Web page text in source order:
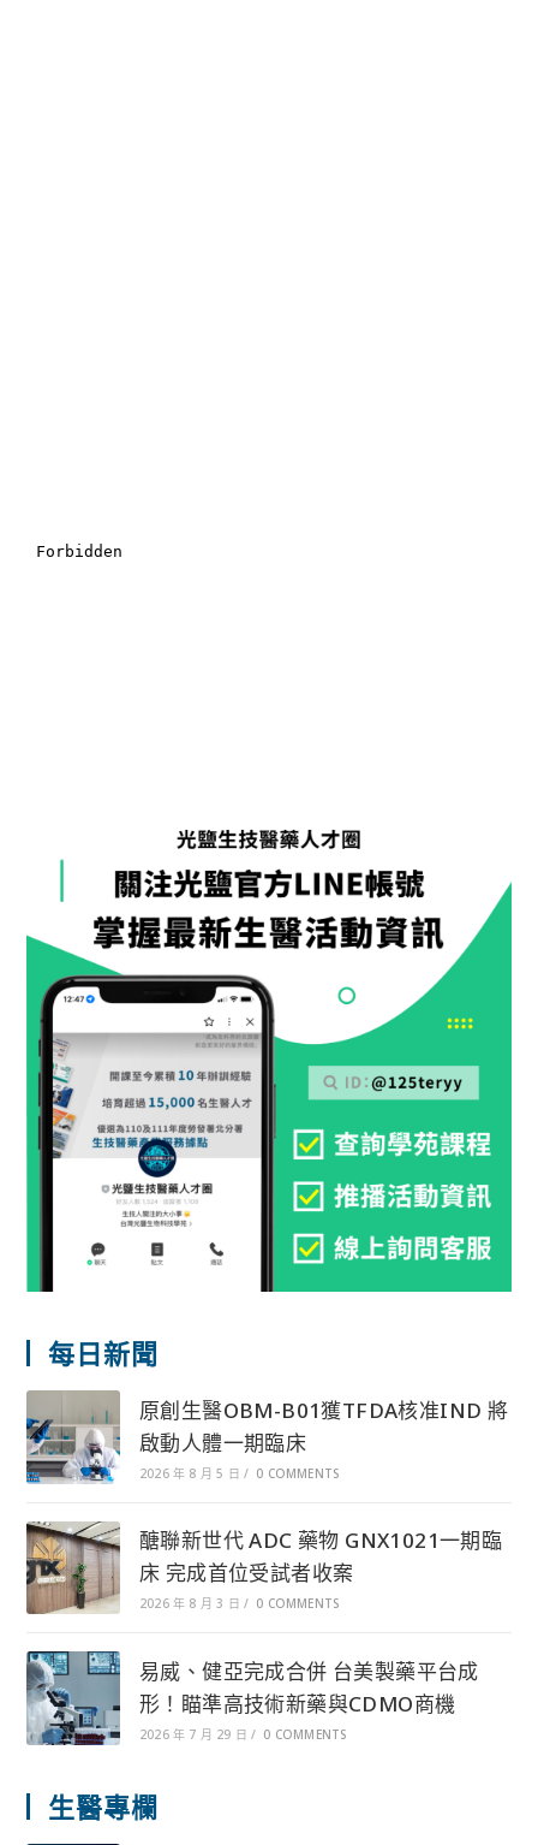
每日新聞
原創生醫OBM-B01獲TFDA核准IND 將
啟動人體一期臨床
2026 年 8 月 5 日 / 0 COMMENTS
醣聯新世代 ADC 藥物 GNX1021一期臨
床 完成首位受試者收案
2026 年 8 月 3 日 / 0 COMMENTS
易威、健亞完成合併 台美製藥平台成
形！瞄準高技術新藥與CDMO商機
2026 年 7 月 29 日 / 0 COMMENTS
生醫專欄